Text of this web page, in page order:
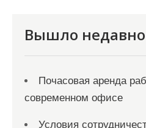
м
Вышло недавно
Почасовая аренда
современном офисе
Условия